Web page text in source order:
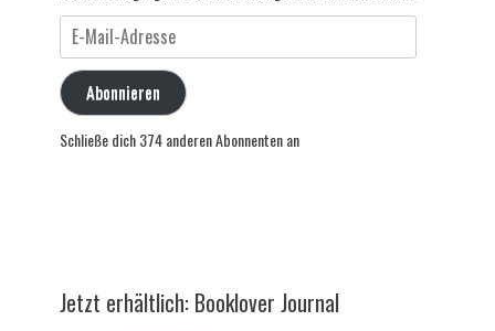
Mail-
Adresse
Abonnieren
Schließe dich 374 anderen Abonnenten an
Jetzt erhältlich: Booklover Journal